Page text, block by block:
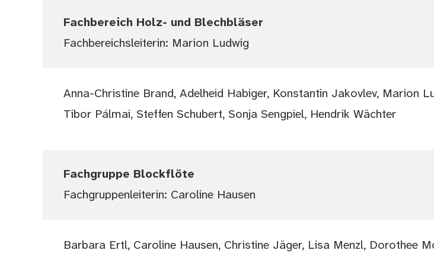
Fachbereich Holz- und Blechbläser
Fachbereichsleiterin: Marion Ludwig
Anna-Christine Brand, Adelheid Habiger, Konstantin Jakovlev, Marion
Tibor Pálmai, Steffen Schubert, Sonja Sengpiel, Hendrik Wächter
Fachgruppe Blockflöte
Fachgruppenleiterin: Caroline Hausen
Barbara Ertl, Caroline Hausen, Christine Jäger, Lisa Menzl, Dorothee